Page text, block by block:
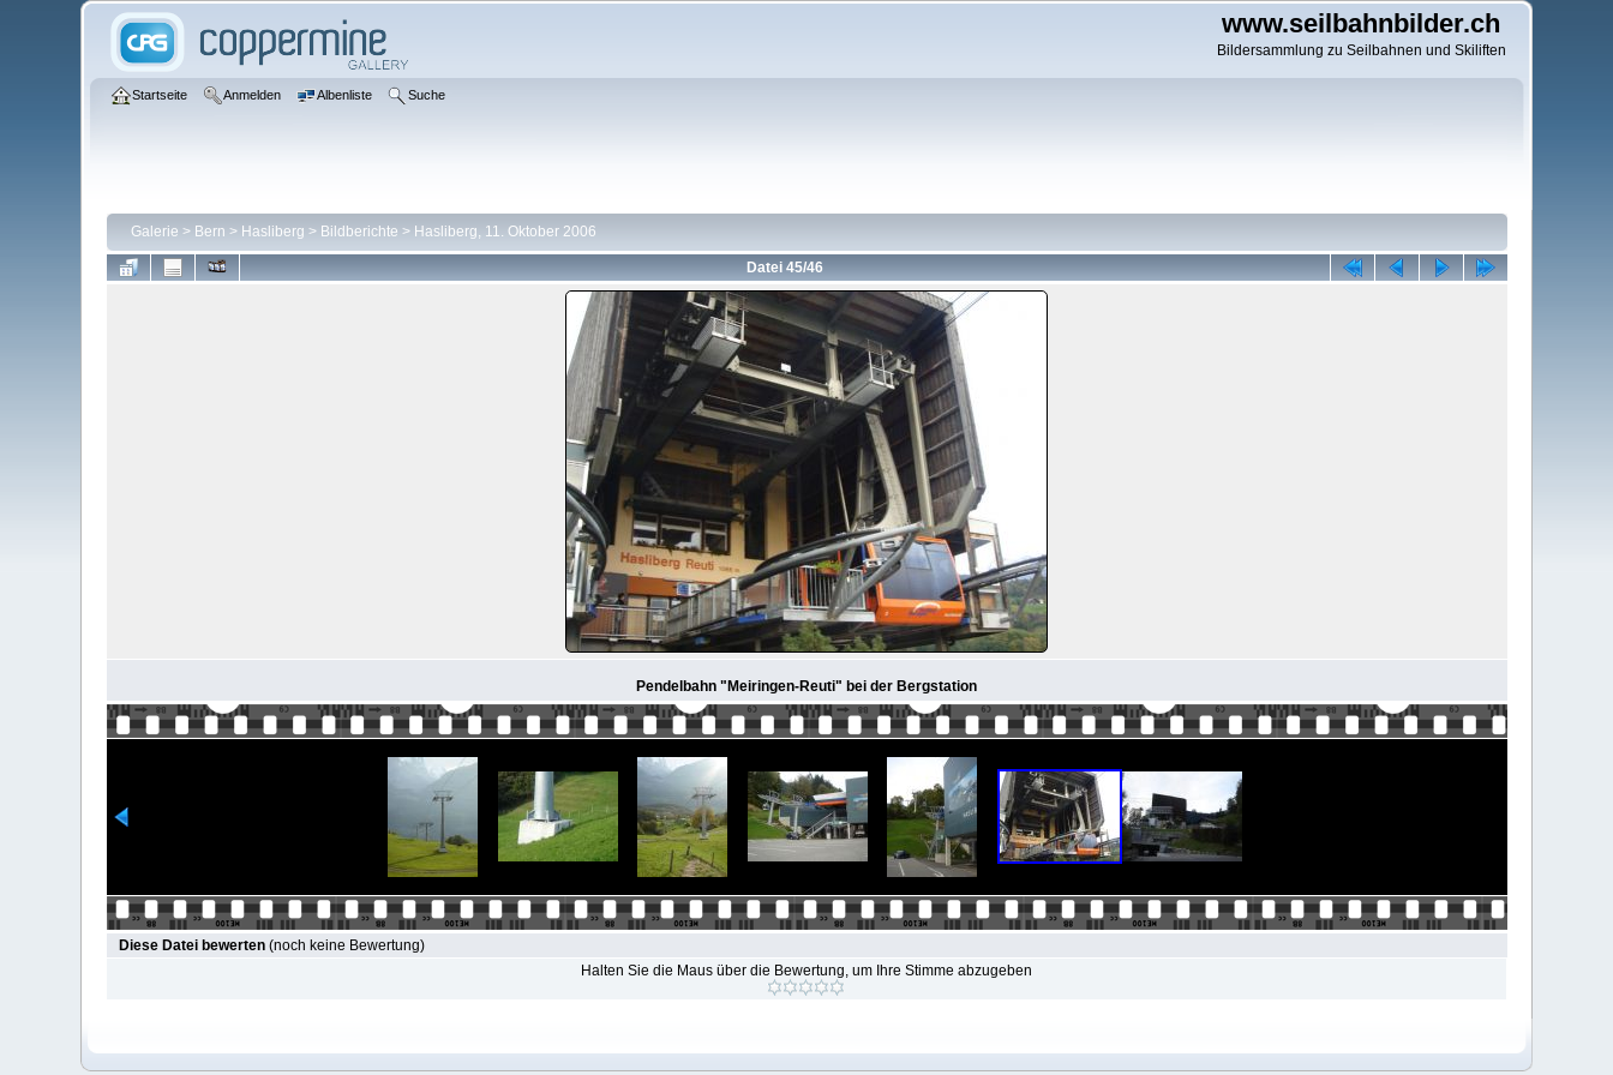
www.seilbahnbilder.ch
Bildersammlung zu Seilbahnen und Skiliften
Startseite Anmelden Albenliste Suche
Galerie > Bern > Hasliberg > Bildberichte > Hasliberg, 11. Oktober 2006
Datei 45/46
Pendelbahn "Meiringen-Reuti" bei der Bergstation
Diese Datei bewerten(noch keine Bewertung)
Halten Sie die Maus über die Bewertung, um Ihre Stimme abzugeben